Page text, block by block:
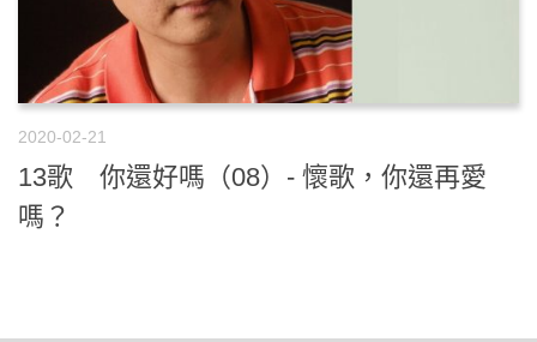
2020-02-21
13歌 你還好嗎（08）- 懷歌，你還再愛
嗎？